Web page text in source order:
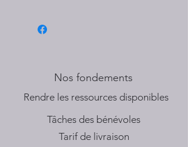
Nos fondements
​Rendre les ressources disponibles
Tâches des bénévoles
Tarif de livraison